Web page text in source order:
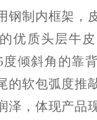
钢制内框架，
优质头层牛
度倾斜角的靠
的软包弧度推
泽，体现产品